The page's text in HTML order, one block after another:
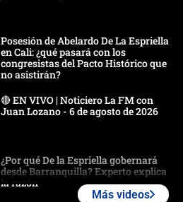
Posesión de Abelardo De La Espriella
en Cali: ¿qué pasará con los
congresistas del Pacto Histórico que
no asistirán?
🔴 EN VIVO | Noticiero La FM con
Juan Lozano - 6 de agosto de 2026
¿Por qué De la Espriella gobernará
desde Barranquilla? Experto explica
la razón
Más videos